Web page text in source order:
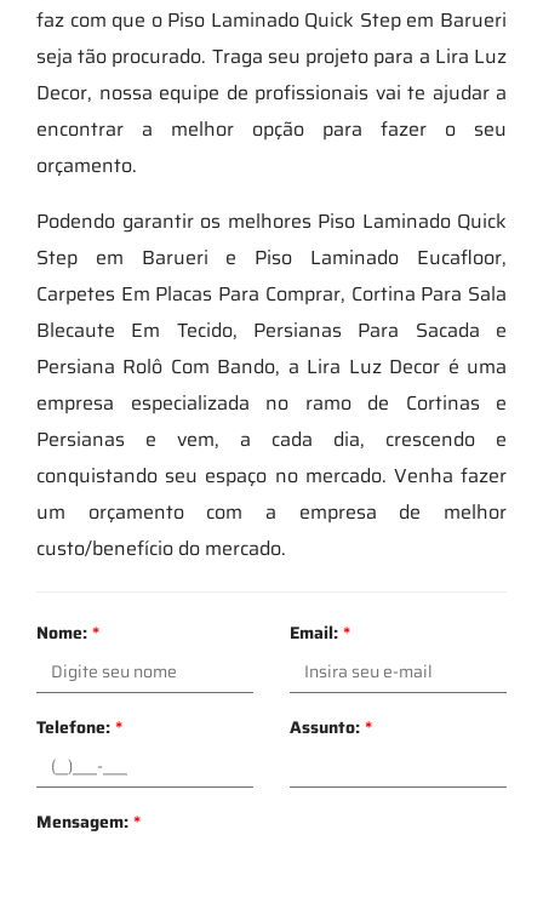
faz com que o Piso Laminado Quick Step em Barueri
seja tão procurado. Traga seu projeto para a Lira Luz
Decor, nossa equipe de profissionais vai te ajudar a
encontrar a melhor opção para fazer o seu
orçamento.
Podendo garantir os melhores Piso Laminado Quick
Step em Barueri e Piso Laminado Eucafloor,
Carpetes Em Placas Para Comprar, Cortina Para Sala
Blecaute Em Tecido, Persianas Para Sacada e
Persiana Rolô Com Bando, a Lira Luz Decor é uma
empresa especializada no ramo de Cortinas e
Persianas e vem, a cada dia, crescendo e
conquistando seu espaço no mercado. Venha fazer
um orçamento com a empresa de melhor
custo/benefício do mercado.
Nome:* Email:*
Telefone:* Assunto:*
Mensagem:*